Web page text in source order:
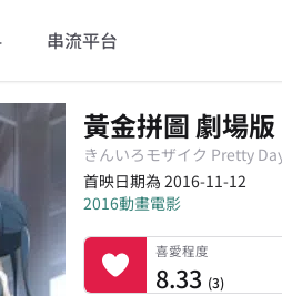
串流平台
黃金拼圖 劇場
きんいろモザイク Pretty
首映日期為 2016-11-12
2016動畫電影
喜愛程度 喜愛程度
8.33 (3)
記錄總人數
完食人數
追番中人數
一時中斷人數
棄番人數
計劃觀看人數